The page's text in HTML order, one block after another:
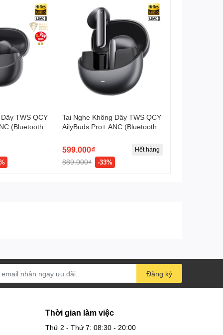
nổi bật nhờ:
TWS QCY
(Bluetooth
Tai Nghe Không Dây TWS QCY
AilyBuds Pro+ ANC (Bluetooth
LDAC, IPX5)
599.000₫
889.000₫ -33%
Hết hàng
Đăng ký
Thời gian làm việc
Thứ 2 - Thứ 7: 08:30 - 20:00